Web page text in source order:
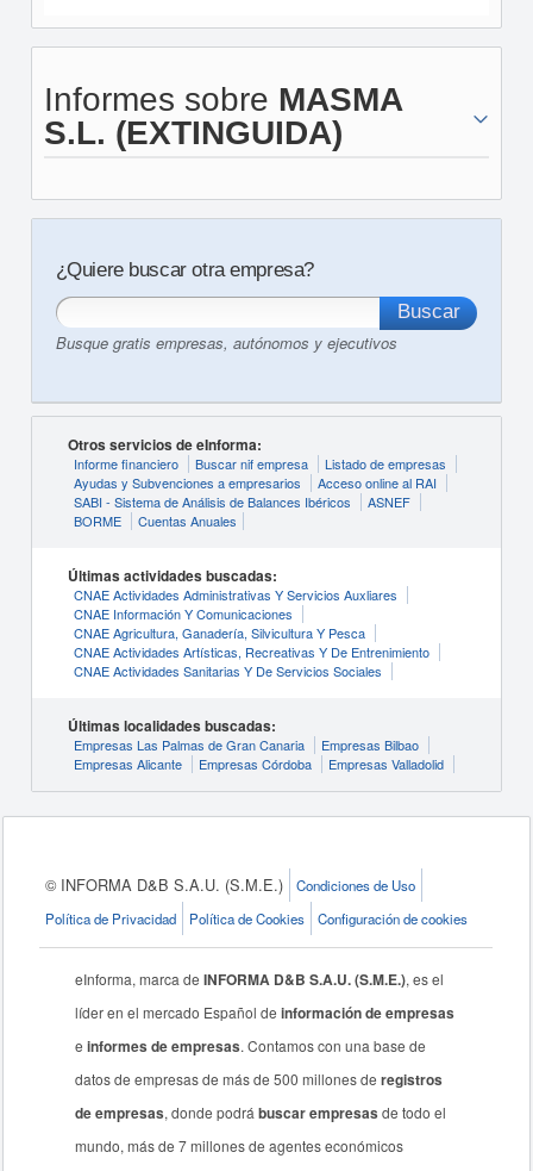
Informes sobre MASMA
S.L. (EXTINGUIDA)
¿Quiere buscar otra empresa?
Busque gratis empresas, autónomos y ejecutivos
Otros servicios de eInforma:
Informe financiero Buscar nif empresa
Listado de empresas
Ayudas y Subvenciones a empresarios
Acceso online al RAI
SABI - Sistema de Análisis de Balances Ibéricos
ASNEF
BORME
Cuentas Anuales
Últimas actividades buscadas:
CNAE Actividades Administrativas Y Servicios Auxliares
CNAE Información Y Comunicaciones
CNAE Agricultura, Ganadería, Silvicultura Y Pesca
CNAE Actividades Artísticas, Recreativas Y De Entrenimiento
CNAE Actividades Sanitarias Y De Servicios Sociales
Últimas localidades buscadas:
Empresas Las Palmas de Gran Canaria
Empresas Bilbao
Empresas Alicante
Empresas Córdoba Empresas Valladolid
© INFORMA D&B S.A.U. (S.M.E.)
Condiciones de Uso
Política de Privacidad
Política de Cookies Configuración de cookies
eInforma, marca deINFORMA D&B S.A.U. (S.M.E.), es el
líder en el mercado Español deinformación de empresas
einformes de empresas. Contamos con una base de
datos de empresas de más de 500 millones deregistros
de empresas, donde podrábuscar empresas de todo el
mundo, más de 7 millones de agentes económicos